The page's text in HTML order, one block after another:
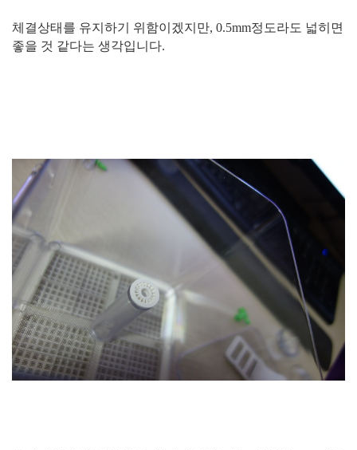
체결상태를 유지하기 위함이겠지만, 0.5mm정도라도 넓히면
좋을 것 같다는 생각입니다.